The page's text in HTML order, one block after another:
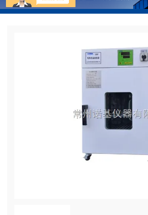
基仪器优质售后服务